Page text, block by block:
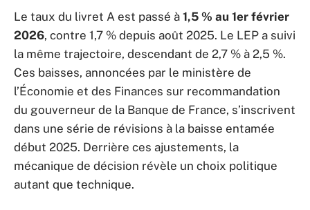
Le taux du livret A est passé à 1,5 % au 1er février
2026, contre 1,7 % depuis août 2025. Le LEP a suivi
la même trajectoire, descendant de 2,7 % à 2,5 %.
Ces baisses, annoncées par le ministère de
l’Économie et des Finances sur recommandation
du gouverneur de la Banque de France, s’inscrivent
dans une série de révisions à la baisse entamée
début 2025. Derrière ces ajustements, la
mécanique de décision révèle un choix politique
autant que technique.